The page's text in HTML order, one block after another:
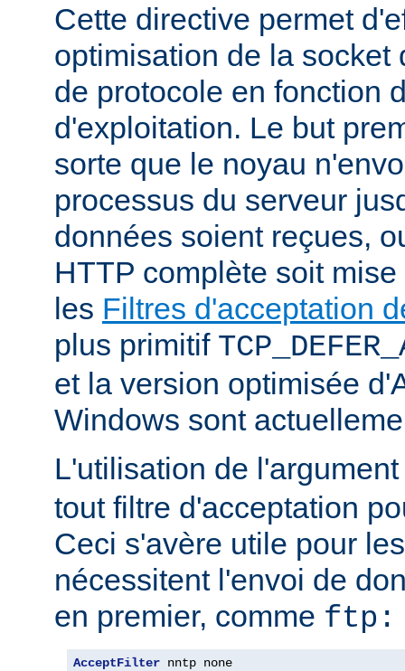
Cette directive permet
optimisation de la socket
de protocole en fonction
d'exploitation. Le but
sorte que le noyau
processus du serveur
données soient reçues,
HTTP complète soit
les Filtres d'acceptation
plus primitif
et la version optimisée
Windows sont
L'utilisation de
tout filtre d'acceptation
Ceci s'avère utile pour
nécessitent l'envoi de
en premier, comme ftp:
AcceptFilter nntp none